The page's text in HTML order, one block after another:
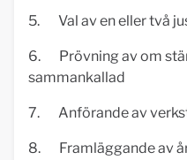
5. Val av en eller två
6. Prövning av om
sammankallad
7. Anförande av
8. Framläggande av